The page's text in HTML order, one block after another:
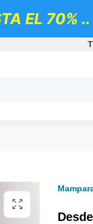
EL 70% ..
Desde